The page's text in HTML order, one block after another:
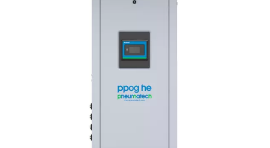
Zuurstofopwekking op locatie
kostenefficiëntie, waardoor bedrijven op termijn geld
besparen. Het elimineert ook de noodzaak van
zuurstof in flessen of vloeibare zuurstof, waardoor de
ecologische voetafdruk wordt verkleind. Door zelf
produceren, krijgen bedrijven volledige controle
toevoer, wat zorgt voor een betrouwbare en
Bovendien vereenvoudigt het de activiteiten door de